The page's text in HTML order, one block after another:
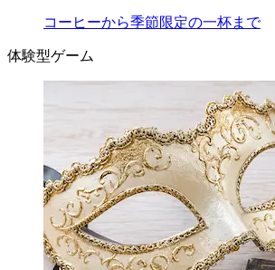
コーヒーから季節限定の一杯まで
体験型ゲーム